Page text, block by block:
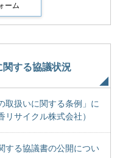
関する協議状況
取扱いに関する条例」に
サイクル株式会社）
する協議書の公開につい